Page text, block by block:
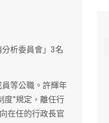
析委員會」3名
等公職。許輝年
度”規定，離任行
在任的行政長官